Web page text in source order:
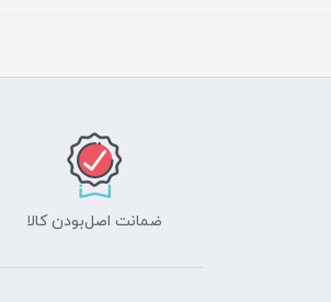
ضمانت اصل‌بودن کالا